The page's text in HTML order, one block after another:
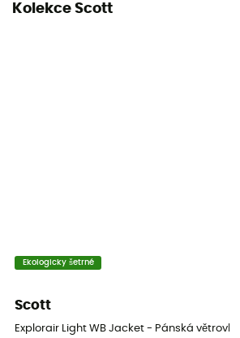
Kolekce Scott
Ekologicky šetrné
Scott
Explorair Light WB Jacket - Pánská větrovka